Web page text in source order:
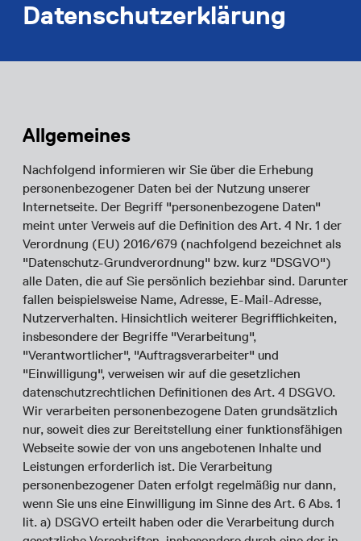
Datenschutzerklärung
Allgemeines
Nachfolgend informieren wir Sie über die Erhebung
personenbezogener Daten bei der Nutzung unserer
Internetseite. Der Begriff "personenbezogene Daten"
meint unter Verweis auf die Definition des Art. 4 Nr. 1 der
Verordnung (EU) 2016/679 (nachfolgend bezeichnet als
"Datenschutz-Grundverordnung" bzw. kurz "DSGVO")
alle Daten, die auf Sie persönlich beziehbar sind. Darunter
fallen beispielsweise Name, Adresse, E-Mail-Adresse,
Nutzerverhalten. Hinsichtlich weiterer Begrifflichkeiten,
insbesondere der Begriffe "Verarbeitung",
"Verantwortlicher", "Auftragsverarbeiter" und
"Einwilligung", verweisen wir auf die gesetzlichen
datenschutzrechtlichen Definitionen des Art. 4 DSGVO.
Wir verarbeiten personenbezogene Daten grundsätzlich
nur, soweit dies zur Bereitstellung einer funktionsfähigen
Webseite sowie der von uns angebotenen Inhalte und
Leistungen erforderlich ist. Die Verarbeitung
personenbezogener Daten erfolgt regelmäßig nur dann,
wenn Sie uns eine Einwilligung im Sinne des Art. 6 Abs. 1
lit. a) DSGVO erteilt haben oder die Verarbeitung durch